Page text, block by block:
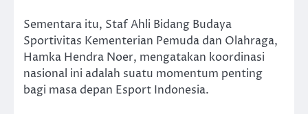
Sementara itu, Staf Ahli Bidang Budaya
Sportivitas Kementerian Pemuda dan Olahraga,
Hamka Hendra Noer, mengatakan koordinasi
nasional ini adalah suatu momentum penting
bagi masa depan Esport Indonesia.